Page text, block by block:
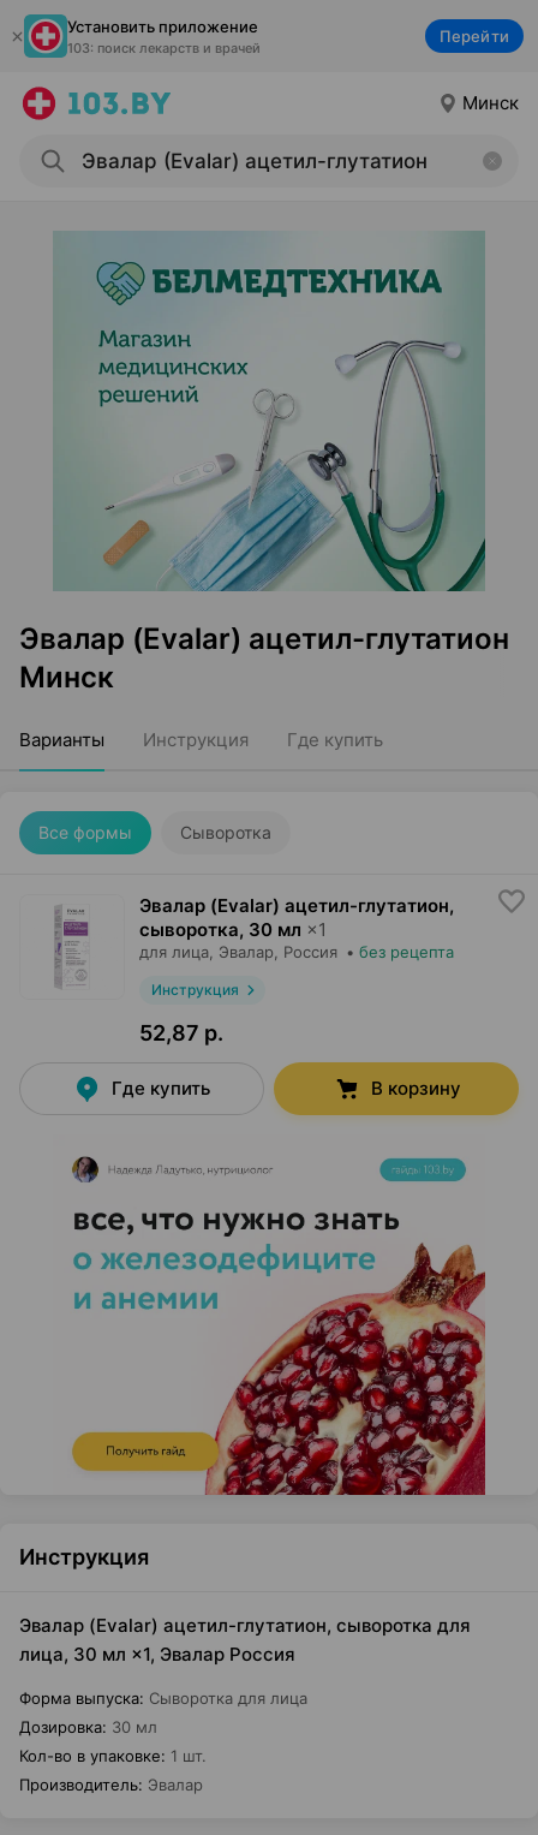
Установить приложение
103: поиск лекарств и врачей
Перейти
Минск
Эвалар (Evalar) ацетил-глутатион
Минск
Варианты Инструкция Где купить
Все формы Сыворотка
Эвалар (Evalar) ацетил-глутатион,
сыворотка, 30 мл ×1
для лица, Эвалар , Россия • без рецепта
Инструкция
52,87 р.
Где купить В корзину
Инструкция
Эвалар (Evalar) ацетил-глутатион, сыворотка для
лица, 30 мл ×1, Эвалар Россия
Форма выпуска: Сыворотка для лица
Дозировка: 30 мл
Кол-во в упаковке: 1 шт.
Производитель: Эвалар